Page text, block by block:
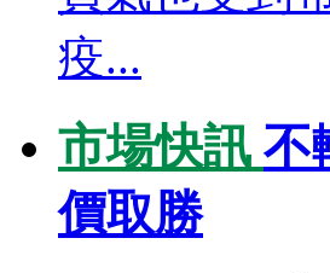
疫...
市場快訊 不
價取勝